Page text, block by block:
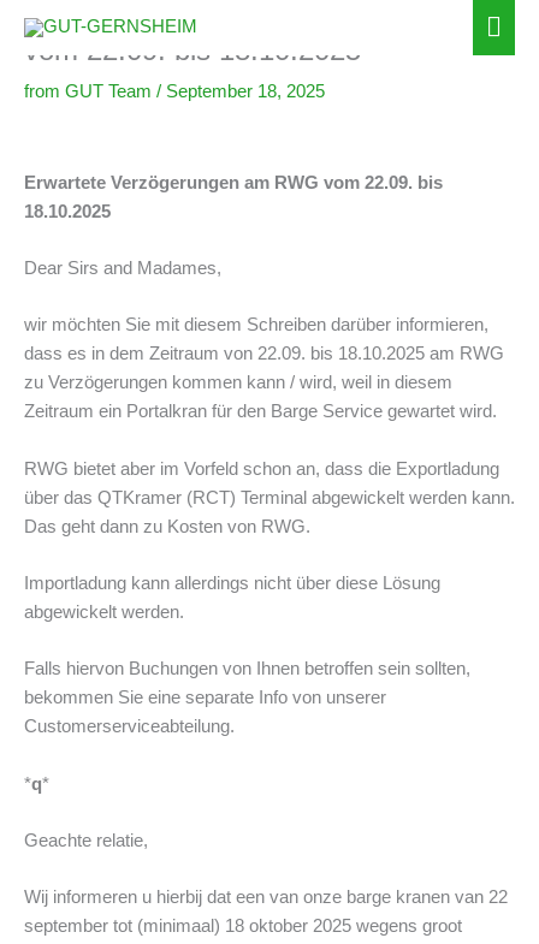
Inhalt
Erwartete Verzögerungen am RWG
vom 22.09. bis 18.10.2025
from GUT Team / September 18, 2025
Erwartete Verzögerungen am RWG vom 22.09. bis
18.10.2025
Dear Sirs and Madames,
wir möchten Sie mit diesem Schreiben darüber informieren,
dass es in dem Zeitraum von 22.09. bis 18.10.2025 am RWG
zu Verzögerungen kommen kann / wird, weil in diesem
Zeitraum ein Portalkran für den Barge Service gewartet wird.
RWG bietet aber im Vorfeld schon an, dass die Exportladung
über das QTKramer (RCT) Terminal abgewickelt werden kann.
Das geht dann zu Kosten von RWG.
Importladung kann allerdings nicht über diese Lösung
abgewickelt werden.
Falls hiervon Buchungen von Ihnen betroffen sein sollten,
bekommen Sie eine separate Info von unserer
Customerserviceabteilung.
*q*
Geachte relatie,
Wij informeren u hierbij dat een van onze barge kranen van 22
september tot (minimaal) 18 oktober 2025 wegens groot